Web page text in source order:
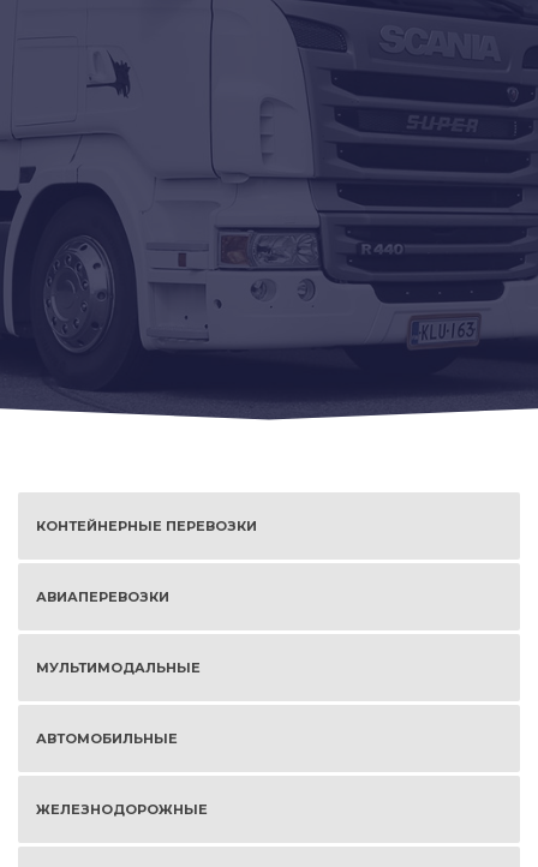
КОНТЕЙНЕРНЫЕ ПЕРЕВОЗКИ
АВИАПЕРЕВОЗКИ
МУЛЬТИМОДАЛЬНЫЕ
АВТОМОБИЛЬНЫЕ
ЖЕЛЕЗНОДОРОЖНЫЕ